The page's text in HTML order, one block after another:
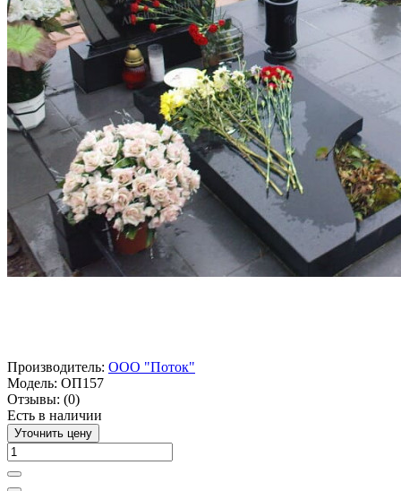
Производитель: ООО "Поток"
Модель: ОП157
Отзывы: (0)
Есть в наличии
Уточнить цену